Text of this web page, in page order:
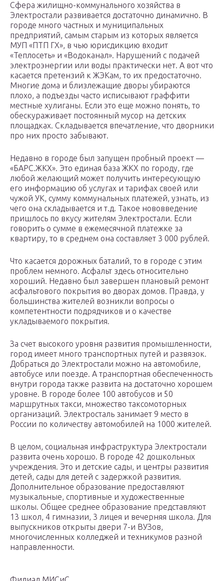
Сфера жилищно-коммунального хозяйства в
Электростали развивается достаточно динамично. В
городе много частных и муниципальных
предприятий, самым старым из которых является
МУП «ПТП ГХ», в чью юрисдикцию входит
«Теплосеть» и «Водоканал». Нарушений с подачей
электроэнергии или воды практически нет. А вот что
касается претензий к ЖЭКам, то их предостаточно.
Многие дома и близлежащие дворы убираются
плохо, а подъезды часто исписывают граффити
местные хулиганы. Если это еще можно понять, то
обескураживает постоянный мусор на детских
площадках. Складывается впечатление, что дворники
про них просто забывают.
Недавно в городе был запущен пробный проект —
«БАРС.ЖКХ». Это единая база ЖКХ по городу, где
любой желающий может получить интересующую
его информацию об услугах и тарифах своей или
чужой УК, сумму коммунальных платежей, узнать, из
чего она складывается и т.д. Такое нововведение
пришлось по вкусу жителям Электростали. Если
говорить о сумме в ежемесячной платежке за
квартиру, то в среднем она составляет 3 000 рублей.
Что касается дорожных баталий, то в городе с этим
проблем немного. Асфальт здесь относительно
хороший. Недавно был завершен плановый ремонт
асфальтового покрытия во дворах домов. Правда, у
большинства жителей возникли вопросы о
компетентности подрядчиков и о качестве
укладываемого покрытия.
За счет высокого уровня развития промышленности,
город имеет много транспортных путей и развязок.
Добраться до Электростали можно на автомобиле,
автобусе или поезде. А транспортная обеспеченность
внутри города также развита на достаточно хорошем
уровне. В городе более 100 автобусов и 50
маршрутных такси, множество таксомоторных
организаций. Электросталь занимает 9 место в
России по количеству автомобилей на 1000 жителей.
В целом, социальная инфраструктура Электростали
развита очень хорошо. В городе 42 дошкольных
учреждения. Это и детские сады, и центры развития
детей, сады для детей с задержкой развития.
Дополнительное образование предоставляют
музыкальные, спортивные и художественные
школы. Общее среднее образование представляют
13 школ, 4 гимназии, 3 лицея и вечерняя школа. Для
выпускников открыты двери 7-и ВУЗов,
многочисленных колледжей и техникумов разной
направленности.